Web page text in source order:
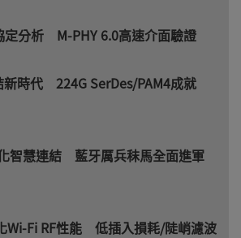
定分析 M-PHY 6.0高速介面驗證
新時代 224G SerDes/PAM4成就
智慧連結 藍牙厲兵秣馬全面進軍
Wi-Fi RF性能 低插入損耗/陡峭濾波